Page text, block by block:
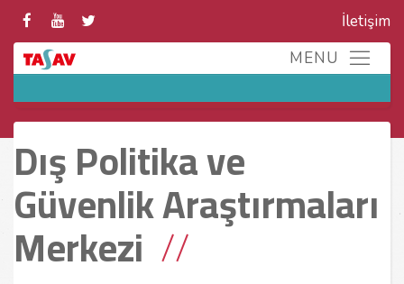
İletişim
Dış Politika ve
Güvenlik Araştırmaları
Merkezi